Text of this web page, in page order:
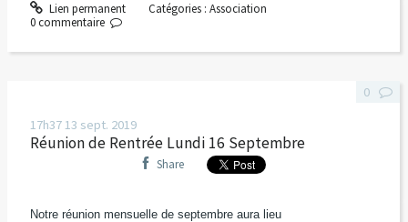
Lien permanent Catégories : Association
0 commentaire
17h3713 sept. 2019
Réunion de Rentrée Lundi 16 Septembre
Share
Notre réunion mensuelle de septembre aura lieu
0